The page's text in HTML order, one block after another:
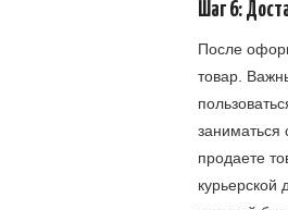
Шаг 6:
После
товар.
заниматься
продаете
курьерской